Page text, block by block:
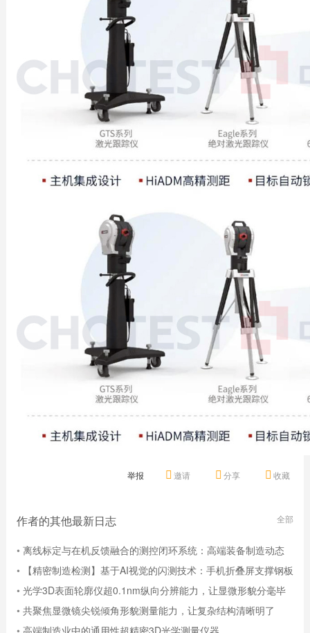
收藏
分享
邀请
举报
全部
作者的其他最新日志
• 离线标定与在机反馈融合的测控闭环系统：高端装备制造动态
误差补偿与精度稳定性提升方 ...
•
【精密制造检测】基于AI视觉的闪测技术：手机折叠屏支撑钢板
高效全检方案设计
• 光学3D表面轮廓仪超0.1nm纵向分辨能力，让显微形貌分毫毕
现
• 共聚焦显微镜尖锐倾角形貌测量能力，让复杂结构清晰明了